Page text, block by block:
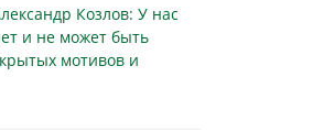
Козлов: У нас
и не может быть
мотивов и